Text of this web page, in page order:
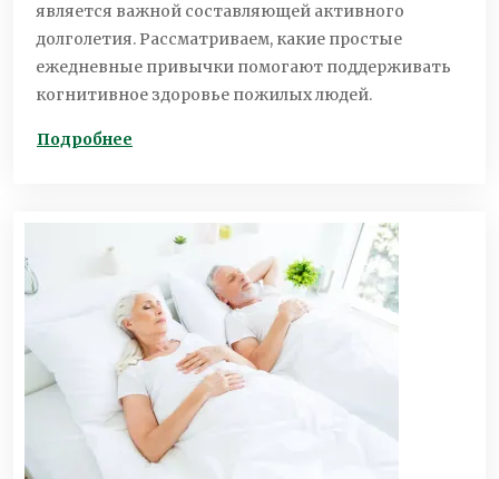
является важной составляющей активного
долголетия. Рассматриваем, какие простые
ежедневные привычки помогают поддерживать
когнитивное здоровье пожилых людей.
Подробнее